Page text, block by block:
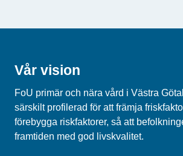
Vår vision
FoU primär och nära vård i Västra
särskilt profilerad för att främja
förebygga riskfaktorer, så att
framtiden med god livskvalitet.